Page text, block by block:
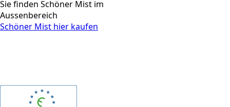
Sie finden Schöner Mist im
Aussenbereich
Schöner Mist hier kaufen